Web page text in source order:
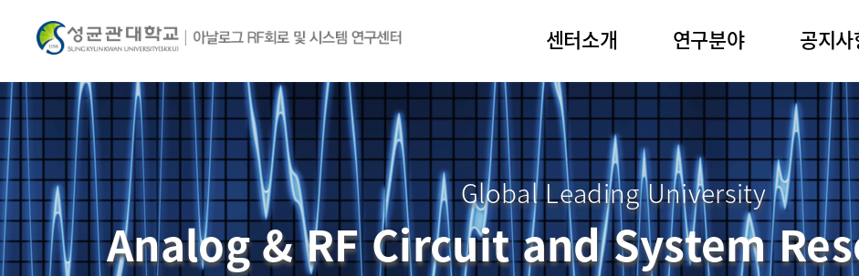
센터소개 연구분야 공지
Global Leading University
Analog & RF Circuit and System